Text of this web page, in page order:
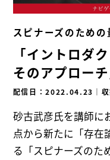
スピナーズのため
「イントロダ
そのアプロー
武彦）
配信日：2022.04.23 ｜
砂古武彦氏を講師に
点から新たに「存在
る「スピナーズのた